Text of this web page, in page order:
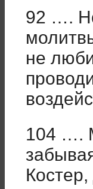
92 ….
не
104 ….